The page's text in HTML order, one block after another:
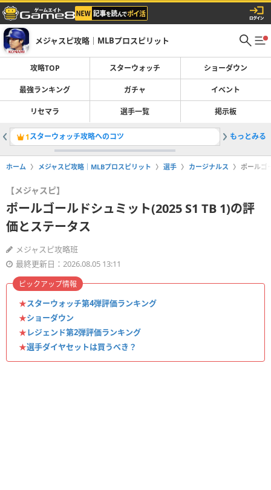
メジャスピ攻略｜MLBプロスピリット
攻略TOP スターウォッチ ショーダウン
最強ランキング ガチャ イベント
リセマラ 選手一覧 掲示板
1スターウォッチ攻略へのコツ 2ガチャ
もっとみる
ホーム メジャスピ攻略｜MLBプロスピリット 選手 カージナルス ポールゴ
【メジャスピ】
ポールゴールドシュミット(2025 S1 TB 1)の評
価とステータス
メジャスピ攻略班
最終更新日：2026.08.05 13:11
★スターウォッチ第4弾評価ランキング
★ショーダウン
★レジェンド第2弾評価ランキング
★選手ダイヤセットは買うべき？
ピックアップ情報